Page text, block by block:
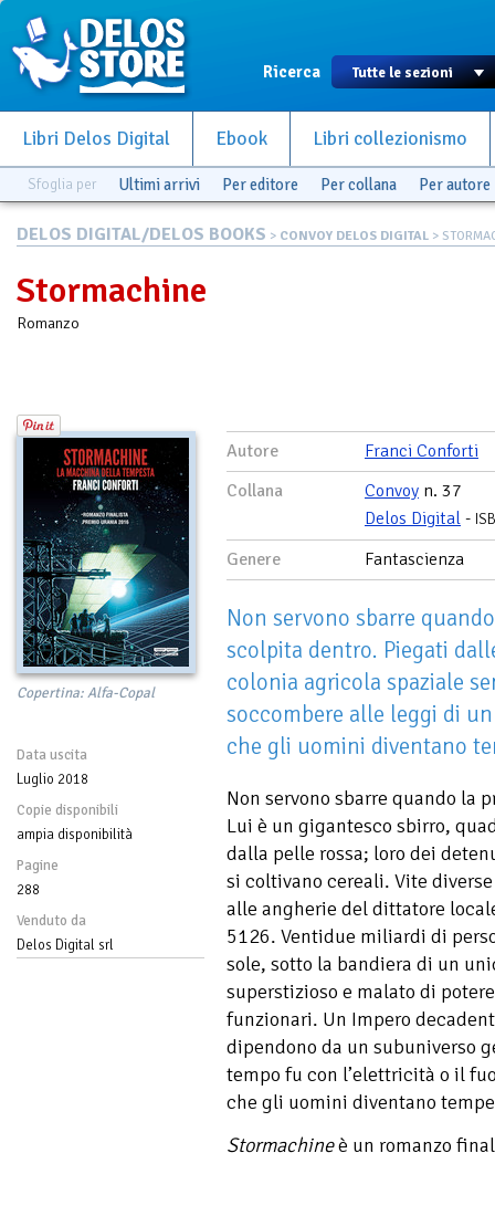
Ricerca
Libri Delos Digital Ebook Libri collezionismo
Sfoglia per Ultimi arrivi Per editore Per collana Per autore
DELOS DIGITAL/DELOS BOOKS > CONVOY DELOS DIGITAL >
Stormachine
Romanzo
Copertina: Alfa-Copal
Data uscita
Luglio 2018
Copie disponibili
ampia disponibilità
Pagine
288
Venduto da
Delos Digital srl
Autore
Franci Conforti
Collana
Convoy n. 37
Delos Digital -
Genere Fantascienza
Non servono sbarre
scolpita dentro. Piegati
colonia agricola spaziale
soccombere alle leggi di
che gli uomini diventano
Non servono sbarre quando la
Lui è un gigantesco sbirro,
dalla pelle rossa; loro dei
si coltivano cereali. Vite
alle angherie del dittatore
5126. Ventidue miliardi di
sole, sotto la bandiera di un
superstizioso e malato di
funzionari. Un Impero
dipendono da un subuniverso
tempo fu con l’elettricità o il
che gli uomini diventano
Stormachineè un romanzo